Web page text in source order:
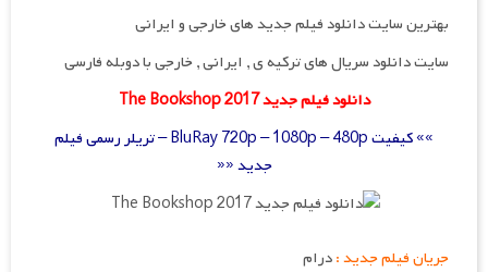
بهترین سایت دانلود فیلم جدید های خارجی و ایرانی
سایت دانلود سریال های ترکیه ی , ایرانی , خارجی با دوبله فارسی
دانلود فیلم جدید The Bookshop 2017
»» کیفیت BluRay 720p – 1080p – 480p – تریلر رسمی فیلم
جدید ««
جریان فیلم جدید :درام